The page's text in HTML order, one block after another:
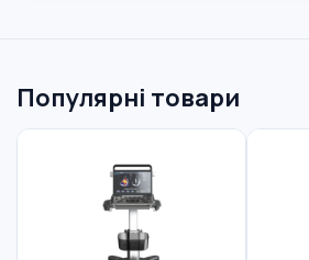
Популярні товари